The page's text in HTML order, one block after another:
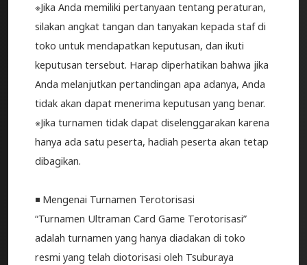
※Jika Anda memiliki pertanyaan tentang peraturan,
silakan angkat tangan dan tanyakan kepada staf di
toko untuk mendapatkan keputusan, dan ikuti
keputusan tersebut. Harap diperhatikan bahwa jika
Anda melanjutkan pertandingan apa adanya, Anda
tidak akan dapat menerima keputusan yang benar.
※Jika turnamen tidak dapat diselenggarakan karena
hanya ada satu peserta, hadiah peserta akan tetap
dibagikan.
◾️ Mengenai Turnamen Terotorisasi
“Turnamen Ultraman Card Game Terotorisasi”
adalah turnamen yang hanya diadakan di toko
resmi yang telah diotorisasi oleh Tsuburaya